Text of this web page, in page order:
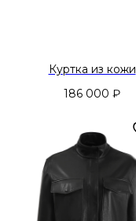
Куртка из кожи
186 000 ₽